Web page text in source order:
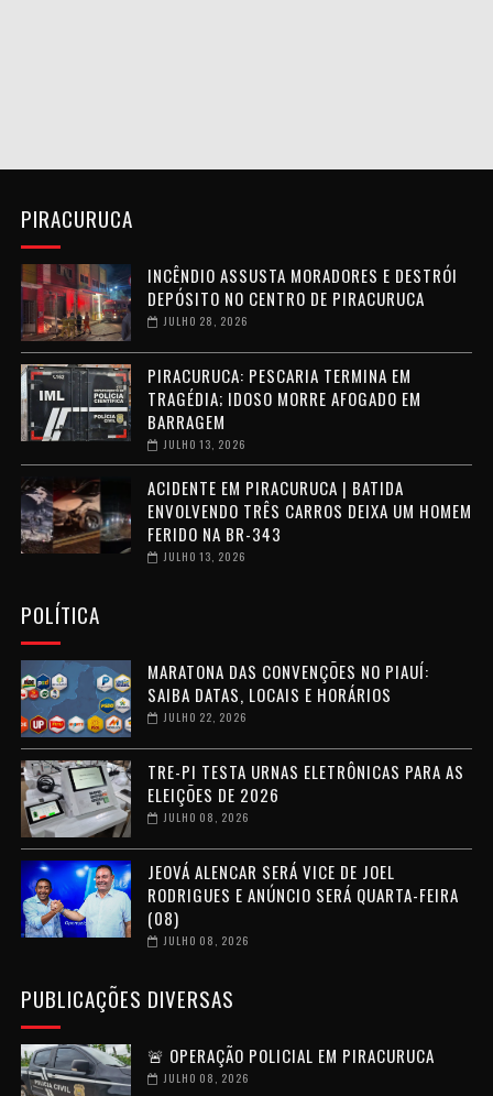
PIRACURUCA
INCÊNDIO ASSUSTA MORADORES E DESTRÓI
DEPÓSITO NO CENTRO DE PIRACURUCA
JULHO 28, 2026
PIRACURUCA: PESCARIA TERMINA EM
TRAGÉDIA; IDOSO MORRE AFOGADO EM
BARRAGEM
JULHO 13, 2026
ACIDENTE EM PIRACURUCA | BATIDA
ENVOLVENDO TRÊS CARROS DEIXA UM HOMEM
FERIDO NA BR-343
JULHO 13, 2026
POLÍTICA
MARATONA DAS CONVENÇÕES NO PIAUÍ:
SAIBA DATAS, LOCAIS E HORÁRIOS
JULHO 22, 2026
TRE-PI TESTA URNAS ELETRÔNICAS PARA AS
ELEIÇÕES DE 2026
JULHO 08, 2026
JEOVÁ ALENCAR SERÁ VICE DE JOEL
RODRIGUES E ANÚNCIO SERÁ QUARTA-FEIRA
(08)
JULHO 08, 2026
PUBLICAÇÕES DIVERSAS
🚨 OPERAÇÃO POLICIAL EM PIRACURUCA
JULHO 08, 2026